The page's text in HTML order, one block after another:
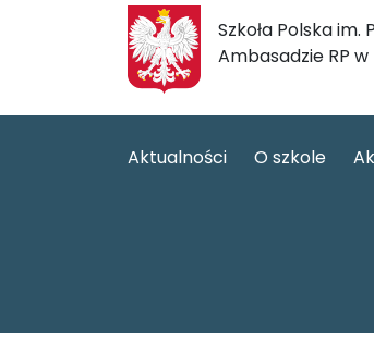
Szkoła Polska
Ambasadzie RP w
Aktualności O szkole